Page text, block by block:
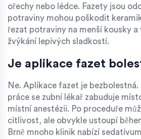
ořechy nebo lédce. Fazety jsou
potraviny mohou poškodit
řezat potraviny na menší kousky a
žvýkání lepivých sladkostí.
Je aplikace fazet
Ne. Aplikace fazet je bezbolestná.
práce se zubní lékař zabuduje
místní anestézii. Po proceduře
citlivost, ale obvykle ustoupí
Brně mnoho klinik nabízí